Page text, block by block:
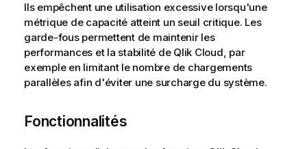
Ils empêchent une utilisation excessive lorsqu'une
métrique de capacité atteint un seuil critique. Les
garde-fous permettent de maintenir les
performances et la stabilité de Qlik Cloud, par
exemple en limitant le nombre de chargements
parallèles afin d'éviter une surcharge du système.
Fonctionnalités